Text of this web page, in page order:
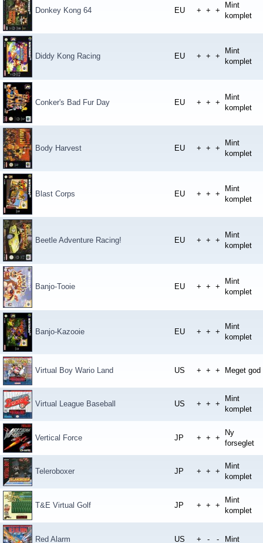
Donkey Kong 64 EU + + +
Mint
komplet
Diddy Kong Racing EU + + +
Mint
komplet
Conker's Bad Fur Day EU + + +
Mint
komplet
Body Harvest EU + + +
Mint
komplet
Blast Corps EU + + +
Mint
komplet
Beetle Adventure Racing! EU + + +
Mint
komplet
Banjo-Tooie EU + + +
Mint
komplet
Banjo-Kazooie EU + + +
Mint
komplet
Virtual Boy Wario Land US + + + Meget god
Virtual League Baseball US + + +
Mint
komplet
Vertical Force JP + + +
Ny
forseglet
Teleroboxer JP + + +
Mint
komplet
T&E Virtual Golf JP + + +
Mint
komplet
Red Alarm US + - - Mint